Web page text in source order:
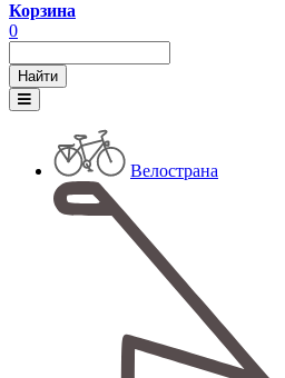
Корзина
0
Велострана